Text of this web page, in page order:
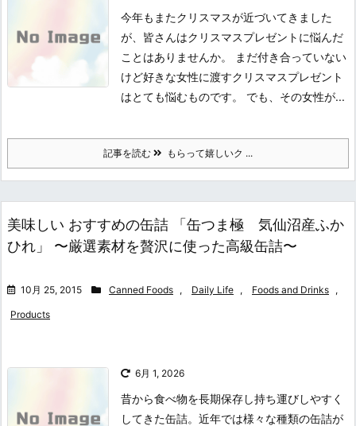
今年もまたクリスマスが近づいてきました
が、皆さんはクリスマスプレゼントに悩んだ
ことはありませんか。 まだ付き合っていない
けど好きな女性に渡すクリスマスプレゼント
はとても悩むものです。 でも、その女性が...
記事を読む もらって嬉しいク ...
美味しい おすすめの缶詰 「缶つま極 気仙沼産ふか
ひれ」 〜厳選素材を贅沢に使った高級缶詰〜
10月 25, 2015 Canned Foods , Daily Life , Foods and Drinks ,
Products
6月 1, 2026
昔から食べ物を長期保存し持ち運びしやすく
してきた缶詰。近年では様々な種類の缶詰が